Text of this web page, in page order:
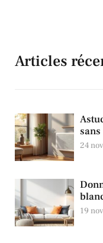
Articles
24
19